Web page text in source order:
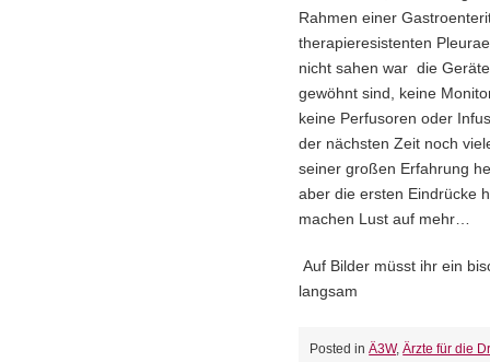
Rahmen einer
therapieresistenten
nicht sahen war die
gewöhnt sind, keine
keine Perfusoren oder
der nächsten Zeit noch
seiner großen Erfahrung
aber die ersten Eindrücke
machen Lust auf mehr…
Auf Bilder müsst ihr ein
langsam
Posted in Ä3W,Ärzte für die